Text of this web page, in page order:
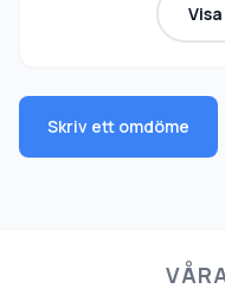
Skriv ett omdöme